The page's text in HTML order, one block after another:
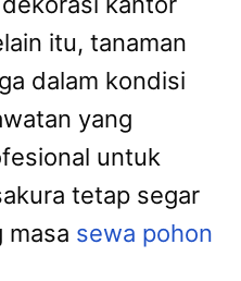
itu, tanaman
dalam kondisi
yang
untuk
tetap segar
masa sewa pohon